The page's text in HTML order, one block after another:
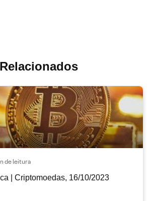
de leitura
| Criptomoedas, 16/10/2023